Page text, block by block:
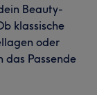
Beauty-
klassische
oder
Passende